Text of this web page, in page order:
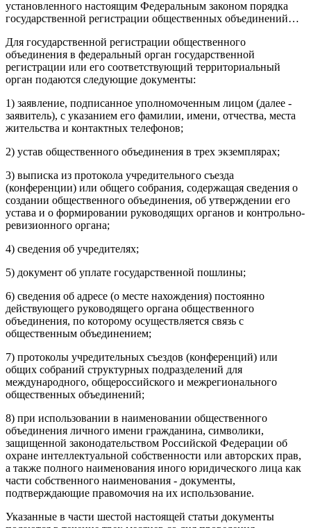
установленного настоящим Федеральным законом порядка
государственной регистрации общественных объединений…
Для государственной регистрации общественного
объединения в федеральный орган государственной
регистрации или его соответствующий территориальный
орган подаются следующие документы:
1) заявление, подписанное уполномоченным лицом (далее -
заявитель), с указанием его фамилии, имени, отчества, места
жительства и контактных телефонов;
2) устав общественного объединения в трех экземплярах;
3) выписка из протокола учредительного съезда
(конференции) или общего собрания, содержащая сведения о
создании общественного объединения, об утверждении его
устава и о формировании руководящих органов и контрольно-
ревизионного органа;
4) сведения об учредителях;
5) документ об уплате государственной пошлины;
6) сведения об адресе (о месте нахождения) постоянно
действующего руководящего органа общественного
объединения, по которому осуществляется связь с
общественным объединением;
7) протоколы учредительных съездов (конференций) или
общих собраний структурных подразделений для
международного, общероссийского и межрегионального
общественных объединений;
8) при использовании в наименовании общественного
объединения личного имени гражданина, символики,
защищенной законодательством Российской Федерации об
охране интеллектуальной собственности или авторских прав,
а также полного наименования иного юридического лица как
части собственного наименования - документы,
подтверждающие правомочия на их использование.
Указанные в части шестой настоящей статьи документы